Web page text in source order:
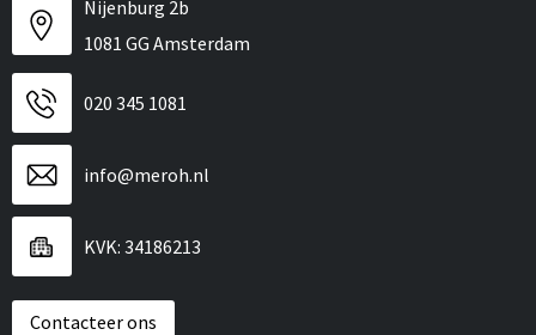
Nijenburg 2b
1081 GG Amsterdam
020 345 1081
info@meroh.nl
KVK: 34186213
Contacteer ons